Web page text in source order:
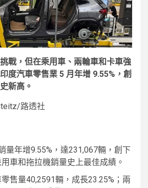
戰，但在乘用車、兩輪車和卡車強
度汽車零售業 5 月年增 9.55%，創
新高。
路透社
量年增9.55%，達231,067輛，創下
車和拖拉機銷量史上最佳成績。
售量40,2591輛，成長23.25%；兩